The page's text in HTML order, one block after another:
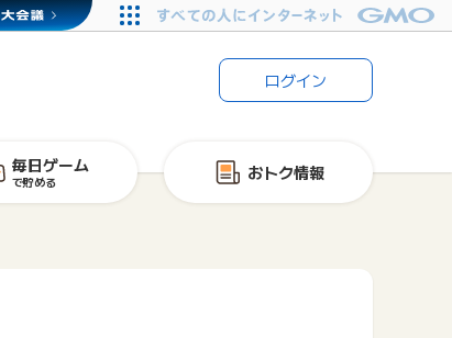
ログイン
毎日ゲーム
で貯める おトク情報